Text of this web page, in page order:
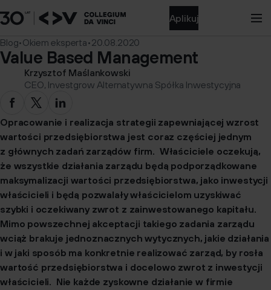
Aplikuj
Blog•Okiem eksperta•20.08.2020
Value Based Management
Krzysztof Maślankowski
CEO, Investgrow Alternatywna Spółka Inwestycyjna
Opracowanie i realizacja strategii zapewniającej wzrost
wartości przedsiębiorstwa jest coraz częściej jednym
z głównych zadań zarządów firm. Właściciele oczekują,
że wszystkie działania zarządu będą podporządkowane
maksymalizacji wartości przedsiębiorstwa, jako inwestycji
właścicieli i będą pozwalały właścicielom uzyskiwać
szybki i oczekiwany zwrot z zainwestowanego kapitału.
Mimo powszechnej akceptacji takiego zadania zarządu
wciąż brakuje jednoznacznych wytycznych, jakie działania
i w jaki sposób ma konkretnie realizować zarząd, by rosła
wartość przedsiębiorstwa i docelowo zwrot z inwestycji
właścicieli. Nie każde zyskowne działanie w firmie